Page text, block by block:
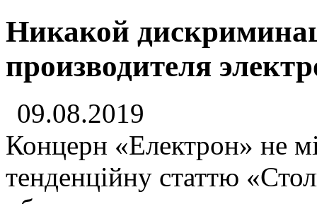
Никакой
производителя
09.08.2019
Концерн «Електрон» не
тенденційну статтю